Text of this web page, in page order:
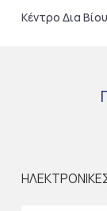
Κέντρο Δια